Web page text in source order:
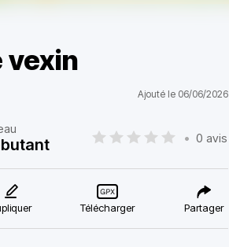
vexin
Ajouté le 06/06/2026
• 0 avis
Télécharger Partager